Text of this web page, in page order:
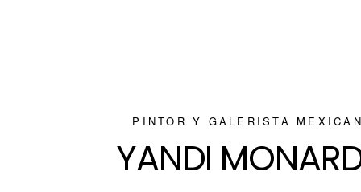
PINTOR Y GALERISTA
YANDI